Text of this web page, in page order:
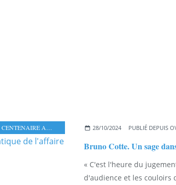
CENTENAIRE AFFAIRE SEZNEC ,DOCUMENTAIRE
28/10/2024 PUBLIÉ DEPUIS
« C'est l'heure du
d'audience et les couloirs